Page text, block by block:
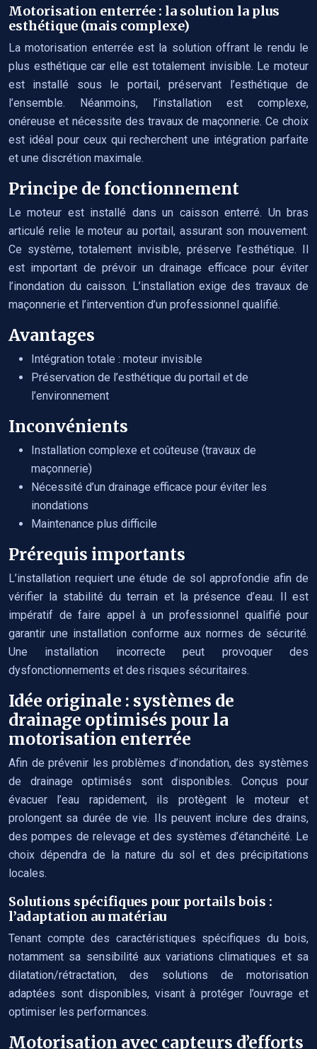
Motorisation enterrée : la solution la plus
esthétique (mais complexe)
La motorisation enterrée est la solution offrant le rendu le
plus esthétique car elle est totalement invisible. Le moteur
est installé sous le portail, préservant l’esthétique de
l’ensemble. Néanmoins, l’installation est complexe,
onéreuse et nécessite des travaux de maçonnerie. Ce choix
est idéal pour ceux qui recherchent une intégration parfaite
et une discrétion maximale.
Principe de fonctionnement
Le moteur est installé dans un caisson enterré. Un bras
articulé relie le moteur au portail, assurant son mouvement.
Ce système, totalement invisible, préserve l’esthétique. Il
est important de prévoir un drainage efficace pour éviter
l’inondation du caisson. L’installation exige des travaux de
maçonnerie et l’intervention d’un professionnel qualifié.
Avantages
Intégration totale : moteur invisible
Préservation de l’esthétique du portail et de
l’environnement
Inconvénients
Installation complexe et coûteuse (travaux de
maçonnerie)
Nécessité d’un drainage efficace pour éviter les
inondations
Maintenance plus difficile
Prérequis importants
L’installation requiert une étude de sol approfondie afin de
vérifier la stabilité du terrain et la présence d’eau. Il est
impératif de faire appel à un professionnel qualifié pour
garantir une installation conforme aux normes de sécurité.
Une installation incorrecte peut provoquer des
dysfonctionnements et des risques sécuritaires.
Idée originale : systèmes de
drainage optimisés pour la
motorisation enterrée
Afin de prévenir les problèmes d’inondation, des systèmes
de drainage optimisés sont disponibles. Conçus pour
évacuer l’eau rapidement, ils protègent le moteur et
prolongent sa durée de vie. Ils peuvent inclure des drains,
des pompes de relevage et des systèmes d’étanchéité. Le
choix dépendra de la nature du sol et des précipitations
locales.
Solutions spécifiques pour portails bois :
l’adaptation au matériau
Tenant compte des caractéristiques spécifiques du bois,
notamment sa sensibilité aux variations climatiques et sa
dilatation/rétractation, des solutions de motorisation
adaptées sont disponibles, visant à protéger l’ouvrage et
optimiser les performances.
Motorisation avec capteurs d’efforts